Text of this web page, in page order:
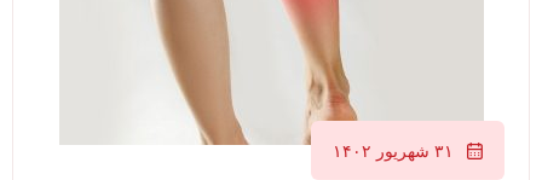
۳۱ شهریور ۱۴۰۲